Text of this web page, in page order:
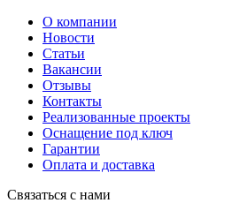
О компании
Новости
Статьи
Вакансии
Отзывы
Контакты
Реализованные проекты
Оснащение под ключ
Гарантии
Оплата и доставка
Связаться с нами